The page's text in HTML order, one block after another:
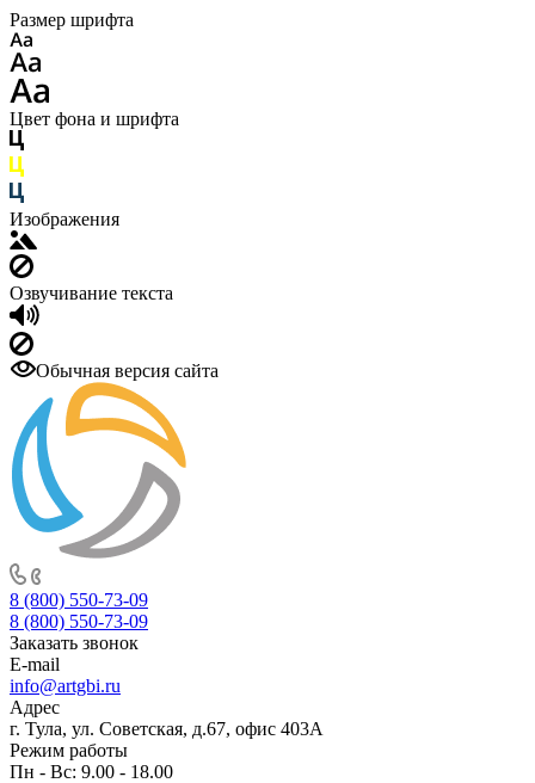
Размер шрифта
Цвет фона и шрифта
Изображения
Озвучивание текста
Обычная версия сайта
8 (800) 550-73-09
8 (800) 550-73-09
Заказать звонок
E-mail
info@artgbi.ru
Адрес
г. Тула, ул. Советская, д.67, офис 403А
Режим работы
Пн - Вс: 9.00 - 18.00